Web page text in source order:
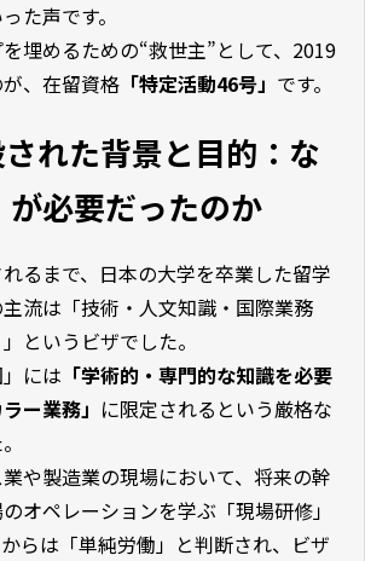
た声です。
埋めるための“救世主”として、2019
、在留資格 「特定活動46号」 です。
れた背景と目的：な
必要だったのか
るまで、日本の大学を卒業した留学
流は「技術・人文知識・国際業務
というビザでした。
には 「学術的・専門的な知識を必要
ー業務」 に限定されるという厳格な
や製造業の現場において、将来の幹
オペレーションを学ぶ「現場研修」
らは「単純労働」と判断され、ビザ